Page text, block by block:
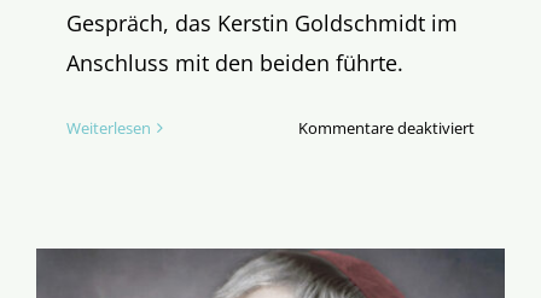
Gespräch, das Kerstin Goldschmidt im
Anschluss mit den beiden führte.
Weiterlesen Kommentare deaktiviertfür